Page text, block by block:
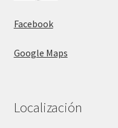
Facebook
Google Maps
Localización